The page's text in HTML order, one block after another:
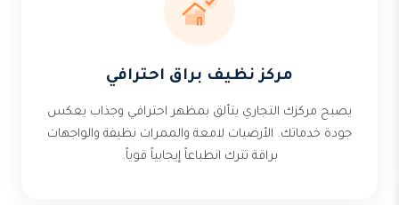
مركز نظيف براق احترافي
يصبح مركزك التجاري يتألق بمظهر احترافي وجذاب يعكس
جودة خدماتك. الأرضيات لامعة والممرات نظيفة والواجهات
براقة تترك انطباعاً إيجابياً قوياً.